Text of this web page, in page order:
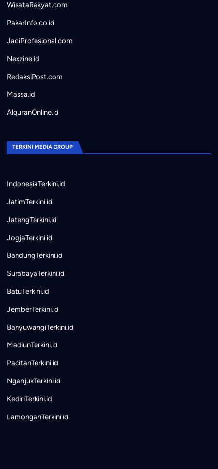
WisataRakyat.com
PakarInfo.co.id
JadiProfesional.com
Nexzine.id
RedaksiPost.com
Massa.id
AlquranOnline.id
TERKINI MEDIA GROUP
IndonesiaTerkini.id
JatimTerkini.id
JatengTerkini.id
JogjaTerkini.id
BandungTerkini.id
SurabayaTerkini.id
BatuTerkini.id
JemberTerkini.id
BanyuwangiTerkini.id
MadiunTerkini.id
PacitanTerkini.id
NganjukTerkini.id
KediriTerkini.id
LamonganTerkini.id